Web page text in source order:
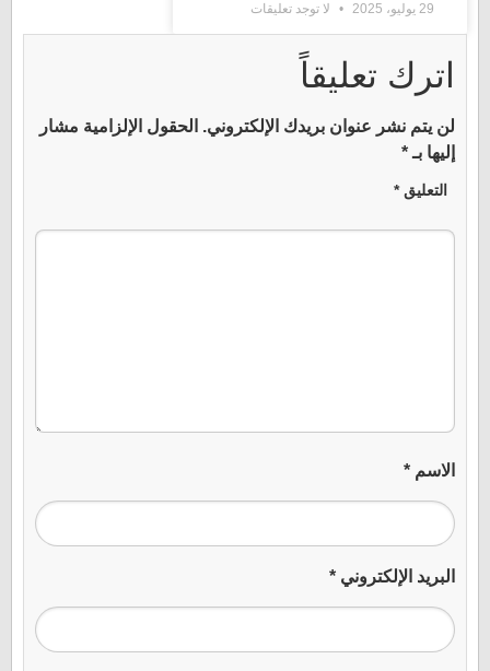
29 يوليو، 2025 لا توجد تعليقات
اترك تعليقاً
لن يتم نشر عنوان بريدك الإلكتروني. الحقول الإلزامية مشار
إليها بـ*
التعليق*
الاسم *
البريد الإلكتروني *